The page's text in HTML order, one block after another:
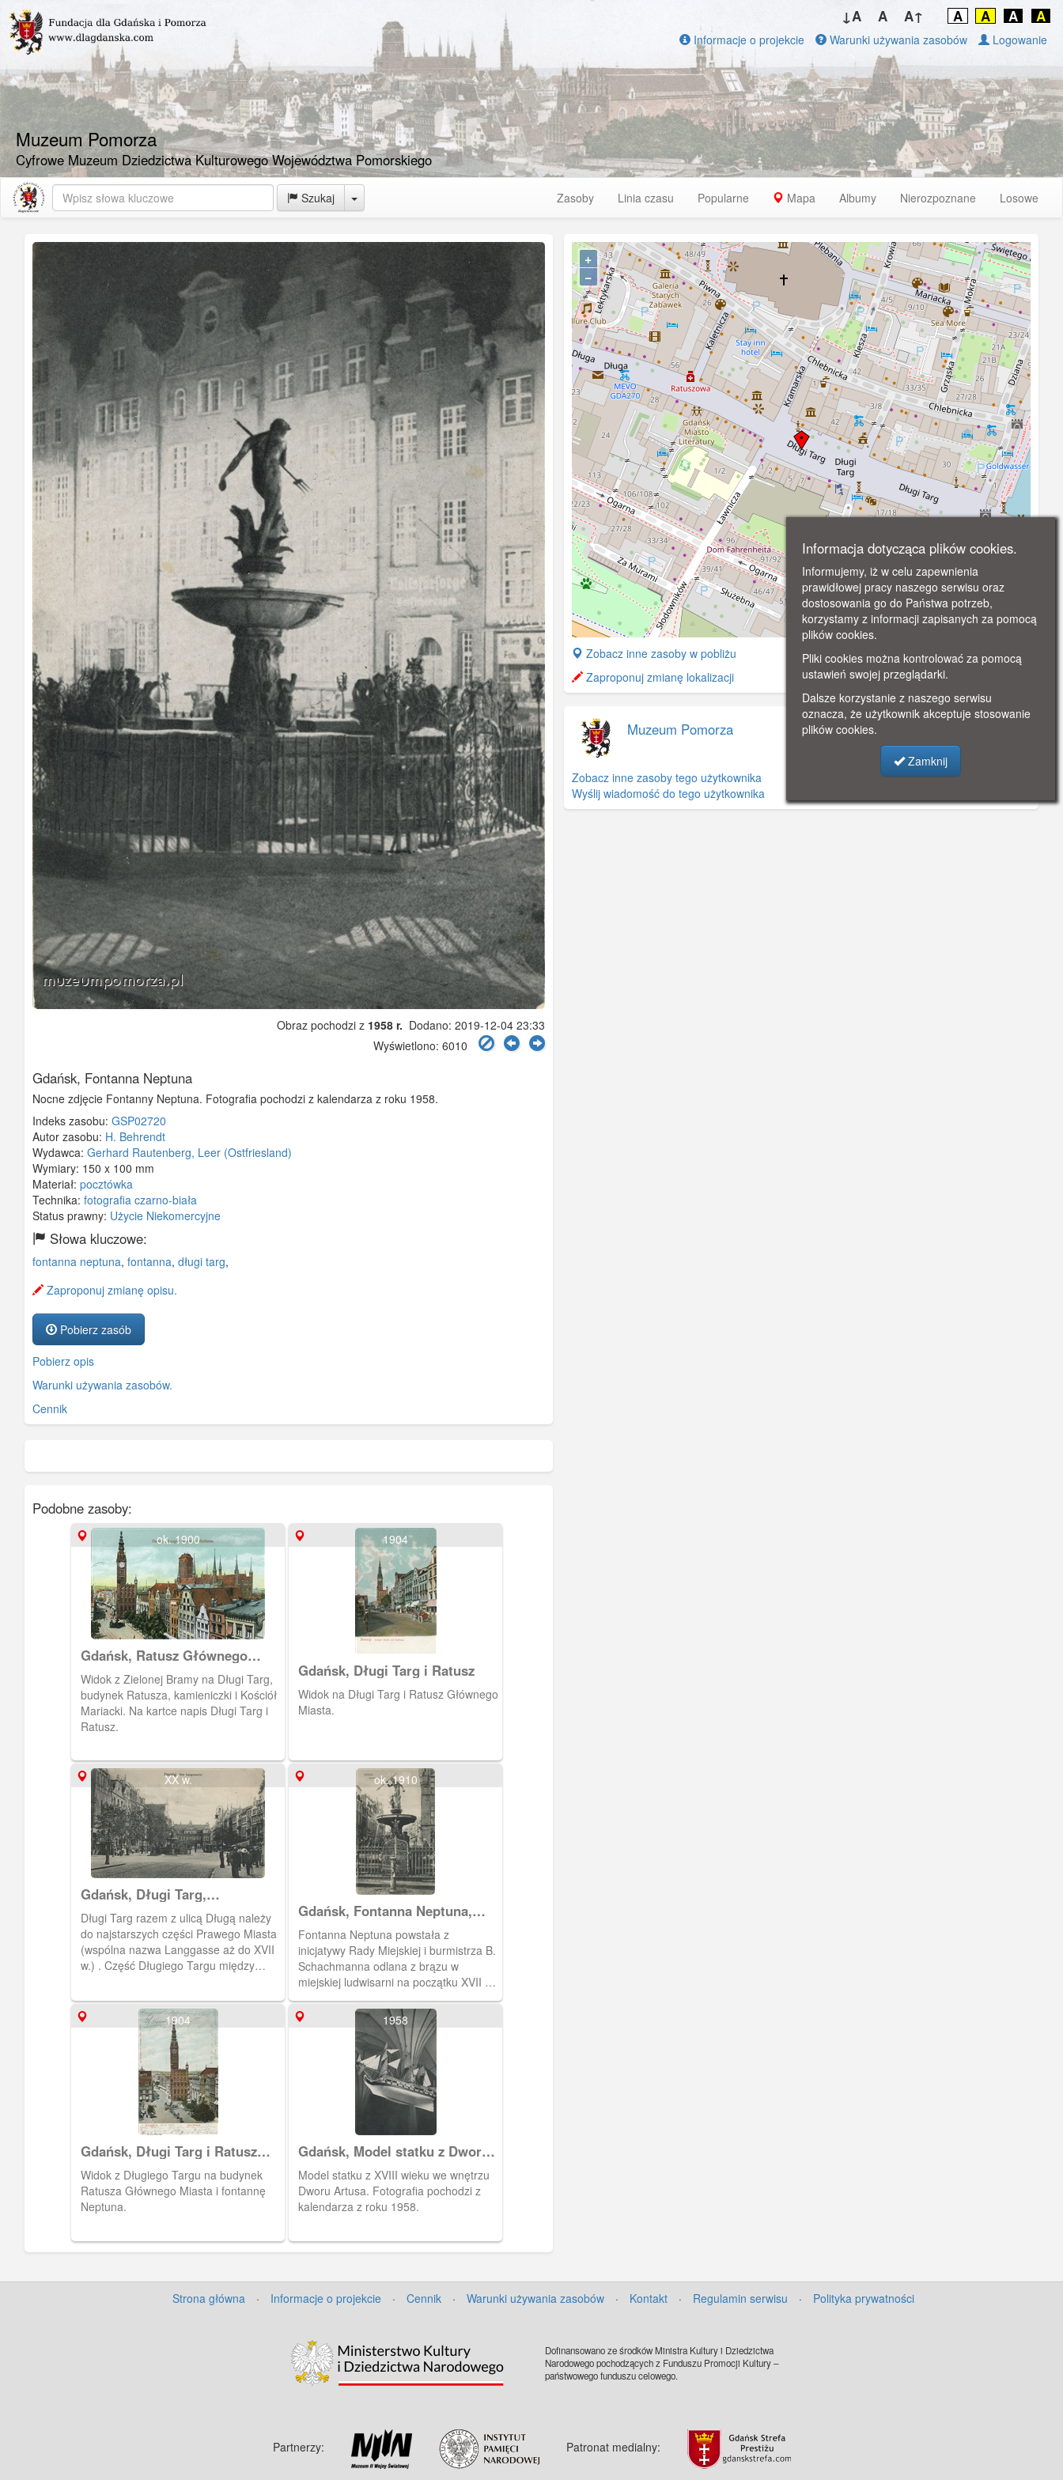
Muzeum Pomorza
Cyfrowe Muzeum Dziedzictwa Kulturowego Województwa Pomorskiego
↓A A A↑ A A A A
Informacje o projekcie Warunki używania zasobów Logowanie
Szukaj Toggle Dropdown Zasoby Linia czasu Popularne Mapa Albumy Nierozpoznane Losowe
Obraz pochodzi z 1958 r. Dodano: 2019-12-04 23:33
Wyświetlono: 6010
Gdańsk, Fontanna Neptuna
Nocne zdjęcie Fontanny Neptuna. Fotografia pochodzi z kalendarza z roku 1958.
Indeks zasobu: GSP02720
Autor zasobu: H. Behrendt
Wydawca: Gerhard Rautenberg, Leer (Ostfriesland)
Wymiary: 150 x 100 mm
Materiał: pocztówka
Technika: fotografia czarno-biała
Status prawny: Użycie Niekomercyjne
Słowa kluczowe:
fontanna neptuna, fontanna, długi targ,
Zaproponuj zmianę opisu.
Pobierz zasób
Pobierz opis
Warunki używania zasobów.
Cennik
Podobne zasoby:
ok. 1900
Gdańsk, Ratusz Głównego
Miasta i kościół Mariacki
Widok z Zielonej Bramy na Długi Targ,
budynek Ratusza, kamieniczki i Kościół
Mariacki. Na kartce napis Długi Targ i
Ratusz.
1904
Gdańsk, Długi Targ i Ratusz
Widok na Długi Targ i Ratusz Głównego
Miasta.
XX w.
Gdańsk, Długi Targ,
Langemarkt
Długi Targ razem z ulicą Długą należy
do najstarszych części Prawego Miasta
(wspólna nazwa Langgasse aż do XVII
w.) . Część Długiego Targu między
w 1653 roku Ferkelmarkt (Prosięcy Targ
- nazwa ironiczna).
ok. 1910
Gdańsk, Fontanna Neptuna,
Danzig Das Neptunsbrunnen
Fontanna Neptuna powstała z
inicjatywy Rady Miejskiej i burmistrza B.
Schachmanna odlana z brązu w
miejskiej ludwisarni na początku XVII w.
Znajduje się w najbardziej
reprezentacyjnej części Głównego
Miasta, w pobliżu Dworu Artusa i
Ratusza Głównego Miasta.
1904
Gdańsk, Długi Targ i Ratusz
Głównego Miasta
Widok z Długiego Targu na budynek
Ratusza Głównego Miasta i fontannę
Neptuna.
1958
Gdańsk, Model statku z Dworu
Artusa
Model statku z XVIII wieku we wnętrzu
Dworu Artusa. Fotografia pochodzi z
kalendarza z roku 1958.
+
−
©OpenStreetMapcontributors.
+
−
Zobacz inne zasoby w pobliżu
Zaproponuj zmianę lokalizacji
Muzeum Pomorza
Zobacz inne zasoby tego użytkownika
Wyślij wiadomość do tego użytkownika
Strona główna · Informacje o projekcie · Cennik · Warunki używania zasobów · Kontakt · Regulamin serwisu · Polityka prywatności
Dofinansowano ze środków Ministra Kultury i Dziedzictwa
Narodowego pochodzących z Funduszu Promocji Kultury –
państwowego funduszu celowego.
Partnerzy: Patronat medialny:
Informacja dotycząca plików cookies.
Informujemy, iż w celu zapewnienia
prawidłowej pracy naszego serwisu oraz
dostosowania go do Państwa potrzeb,
korzystamy z informacji zapisanych za pomocą
plików cookies.
Pliki cookies można kontrolować za pomocą
ustawień swojej przeglądarki.
Dalsze korzystanie z naszego serwisu
oznacza, że użytkownik akceptuje stosowanie
plików cookies.
Zamknij